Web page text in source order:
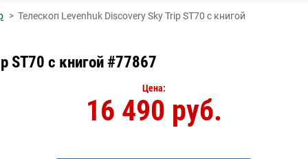
Телескоп Levenhuk Discovery Sky Trip ST70 с книгой
ST70 с книгой #77867
Цена:
16 490 руб.